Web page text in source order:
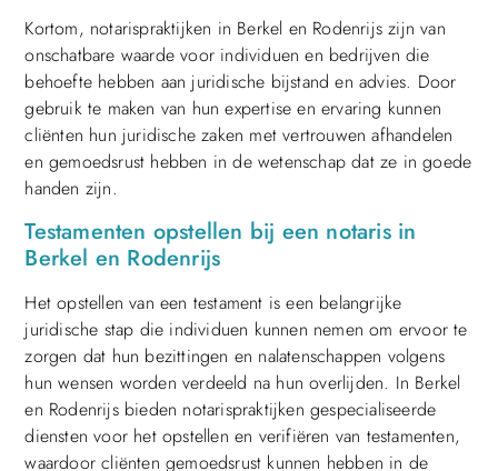
Kortom, notarispraktijken in Berkel en Rodenrijs zijn van
onschatbare waarde voor individuen en bedrijven die
behoefte hebben aan juridische bijstand en advies. Door
gebruik te maken van hun expertise en ervaring kunnen
cliënten hun juridische zaken met vertrouwen afhandelen
en gemoedsrust hebben in de wetenschap dat ze in goede
handen zijn.
Testamenten opstellen bij een notaris in
Berkel en Rodenrijs
Het opstellen van een testament is een belangrijke
juridische stap die individuen kunnen nemen om ervoor te
zorgen dat hun bezittingen en nalatenschappen volgens
hun wensen worden verdeeld na hun overlijden. In Berkel
en Rodenrijs bieden notarispraktijken gespecialiseerde
diensten voor het opstellen en verifiëren van testamenten,
waardoor cliënten gemoedsrust kunnen hebben in de